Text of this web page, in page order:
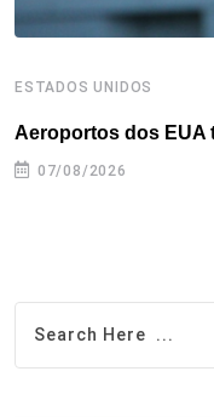
ESTADOS UNIDOS
Aeroportos dos EUA
07/08/2026